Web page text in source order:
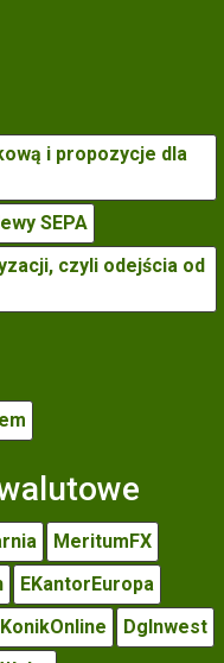
i propozycje dla
SEPA
czyli odejścia od
MeritumFX
EKantorEuropa
KonikOnline
DgInwest